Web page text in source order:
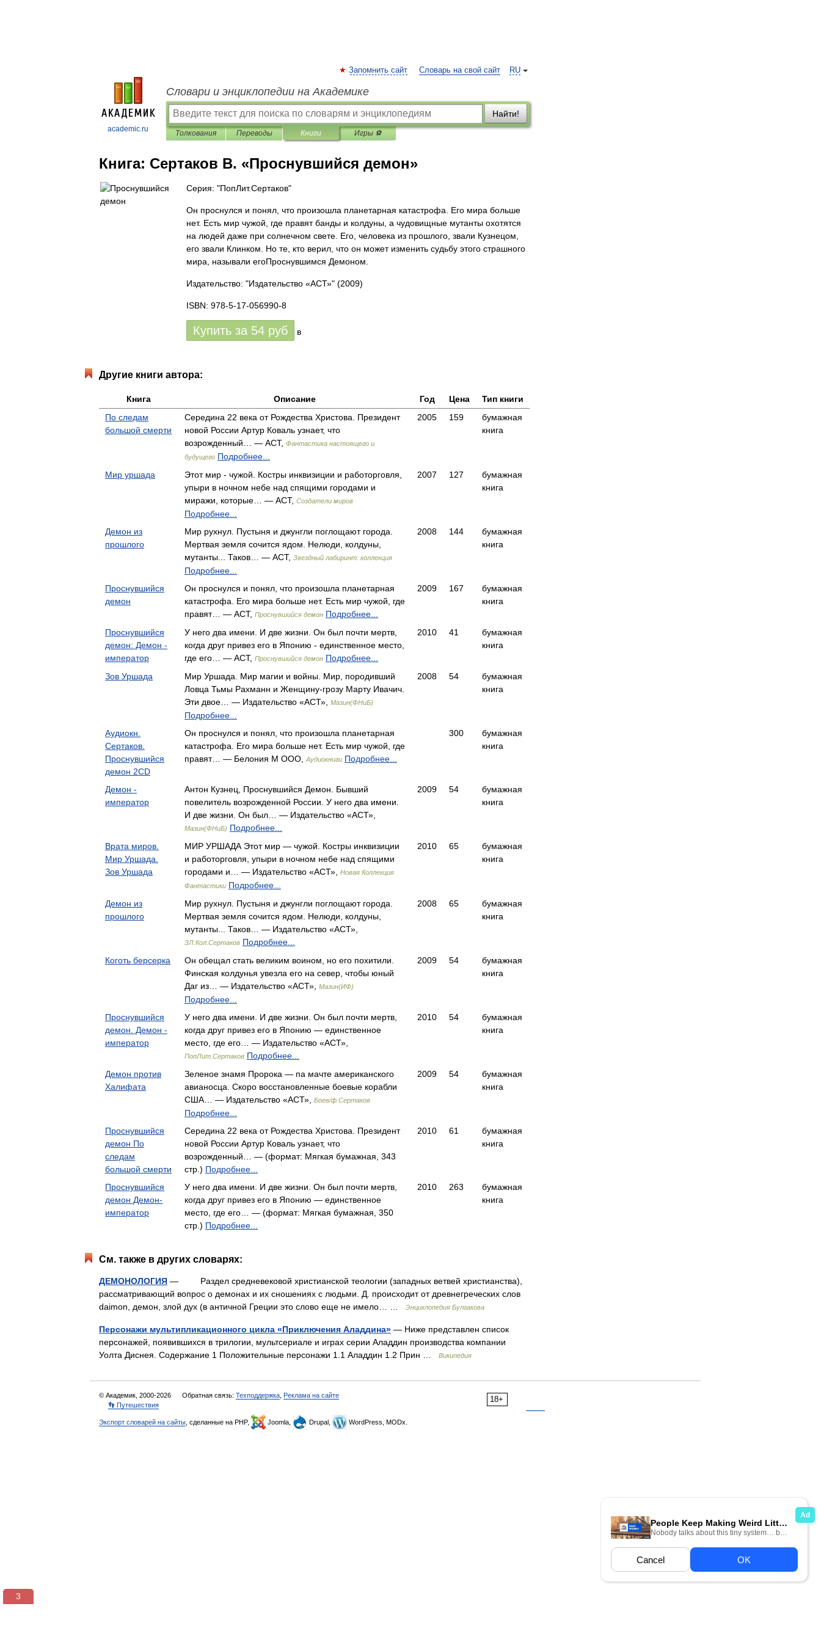
academic.ru
RU
Запомнить сайт Словарь на свой сайт
Словари и энциклопедии на Академике
Найти!
Толкования Переводы Книги Игры ⚽
Книга: Сертаков В. «Проснувшийся демон»
Серия: "ПопЛит.Сертаков"
Он проснулся и понял, что произошла планетарная катастрофа. Его мира больше
нет. Есть мир чужой, где правят банды и колдуны, а чудовищные мутанты охотятся
на людей даже при солнечном свете. Его, человека из прошлого, звали Кузнецом,
его звали Клинком. Но те, кто верил, что он может изменить судьбу этого страшного
мира, называли егоПроснувшимся Демоном.
Издательство: "Издательство «АСТ»" (2009)
ISBN: 978-5-17-056990-8
Купить за 54 руб в
Другие книги автора:
Книга Описание Год Цена
Тип книги
По следам
большой смерти
Середина 22 века от Рождества Христова. Президент
новой России Артур Коваль узнает, что
возрожденный… — АСТ, Фантастика настоящего и
будущего Подробнее...
2005 159
бумажная
книга
Мир уршада
Этот мир - чужой. Костры инквизиции и работорговля,
упыри в ночном небе над спящими городами и
миражи, которые… — АСТ, Создатели миров
Подробнее...
2007 127
бумажная
книга
Демон из
прошлого
Мир рухнул. Пустыня и джунгли поглощают города.
Мертвая земля сочится ядом. Нелюди, колдуны,
мутанты... Таков… — АСТ, Звездный лабиринт: коллекция
Подробнее...
2008 144
бумажная
книга
Проснувшийся
демон
Он проснулся и понял, что произошла планетарная
катастрофа. Его мира больше нет. Есть мир чужой, где
правят… — АСТ, Проснувшийся демон Подробнее...
2009 167
бумажная
книга
Проснувшийся
демон: Демон -
император
У него два имени. И две жизни. Он был почти мертв,
когда друг привез его в Японию - единственное место,
где его… — АСТ, Проснувшийся демон Подробнее...
2010 41
бумажная
книга
Зов Уршада
Мир Уршада. Мир магии и войны. Мир, породивший
Ловца Тьмы Рахманн и Женщину-грозу Марту Ивачич.
Эти двое… — Издательство «АСТ»,
Мазин(ФНиБ)
Подробнее...
2008 54
бумажная
книга
Аудиокн.
Сертаков.
Проснувшийся
демон 2CD
Он проснулся и понял, что произошла планетарная
катастрофа. Его мира больше нет. Есть мир чужой, где
правят… — Белония М ООО,
Аудиокниги Подробнее...
300
бумажная
книга
Демон -
император
Антон Кузнец, Проснувшийся Демон. Бывший
повелитель возрожденной России. У него два имени.
И две жизни. Он был… — Издательство «АСТ»,
Мазин(ФНиБ) Подробнее...
2009 54
бумажная
книга
Врата миров.
Мир Уршада.
Зов Уршада
МИР УРШАДА Этот мир — чужой. Костры инквизиции
и работорговля, упыри в ночном небе над спящими
городами и… — Издательство «АСТ»,
Новая Коллекция
Фантастики Подробнее...
2010 65
бумажная
книга
Демон из
прошлого
Мир рухнул. Пустыня и джунгли поглощают города.
Мертвая земля сочится ядом. Нелюди, колдуны,
мутанты... Таков… — Издательство «АСТ»,
ЗЛ:Кол.Сертаков Подробнее...
2008 65
бумажная
книга
Коготь берсерка
Он обещал стать великим воином, но его похитили.
Финская колдунья увезла его на север, чтобы юный
Даг из… — Издательство «АСТ»,
Мазин(ИФ)
Подробнее...
2009 54
бумажная
книга
Проснувшийся
демон. Демон -
император
У него два имени. И две жизни. Он был почти мертв,
когда друг привез его в Японию — единственное
место, где его… — Издательство «АСТ»,
ПопЛит.Сертаков Подробнее...
2010 54
бумажная
книга
Демон против
Халифата
Зеленое знамя Пророка — па мачте американского
авианосца. Скоро восстановленные боевые корабли
США… — Издательство «АСТ»,
Боев/ф.Сертаков
Подробнее...
2009 54
бумажная
книга
Проснувшийся
демон По
следам
большой смерти
Середина 22 века от Рождества Христова. Президент
новой России Артур Коваль узнает, что
возрожденный… — (формат: Мягкая бумажная, 343
стр.) Подробнее...
2010 61
бумажная
книга
Проснувшийся
демон Демон-
император
У него два имени. И две жизни. Он был почти мертв,
когда друг привез его в Японию — единственное
место, где его… — (формат: Мягкая бумажная, 350
стр.) Подробнее...
2010 263
бумажная
книга
См. также в других словарях:
ДЕМОНОЛОГИЯ — Раздел средневековой христианской теологии (западных ветвей христианства),
рассматривающий вопрос о демонах и их сношениях с людьми. Д. происходит от древнегреческих слов
daimon, демон, злой дух (в античной Греции это слово еще не имело… …
Энциклопедия Булгакова
Персонажи мультипликационного цикла «Приключения Аладдина» — Ниже представлен список
персонажей, появившихся в трилогии, мультсериале и играх серии Аладдин производства компании
Уолта Диснея. Содержание 1 Положительные персонажи 1.1 Аладдин 1.2 Прин …
Википедия
18+
© Академик, 2000-2026 Обратная связь: Техподдержка Реклама на сайте
👣 Путешествия
Экспорт словарей на сайты , сделанные на PHP, Joomla, Drupal, WordPress, MODx.
3